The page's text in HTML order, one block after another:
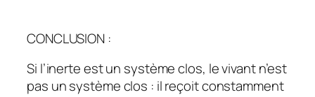
CONCLUSION :
Si l’inerte est un système clos, le vivant n’est
pas un système clos : il reçoit constamment